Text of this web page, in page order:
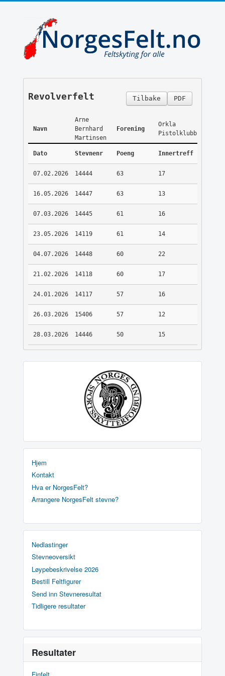
PDF
Tilbake
Revolverfelt
Navn
Arne
Bernhard
Martinsen
Forening
Orkla
Pistolklubb
Dato Stevnenr Poeng Innertreff
07.02.2026 14444 63 17
16.05.2026 14447 63 13
07.03.2026 14445 61 16
23.05.2026 14119 61 14
04.07.2026 14448 60 22
21.02.2026 14118 60 17
24.01.2026 14117 57 16
26.03.2026 15406 57 12
28.03.2026 14446 50 15
Hjem
Kontakt
Hva er NorgesFelt?
Arrangere NorgesFelt stevne?
Nedlastinger
Stevneoversikt
Løypebeskrivelse 2026
Bestill Feltfigurer
Send inn Stevneresultat
Tidligere resultater
Resultater
Finfelt